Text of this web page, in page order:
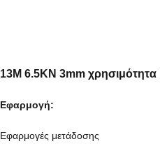
13M 6.5KN 3mm
Εφαρμογή:
Εφαρμογές μετάδοσης